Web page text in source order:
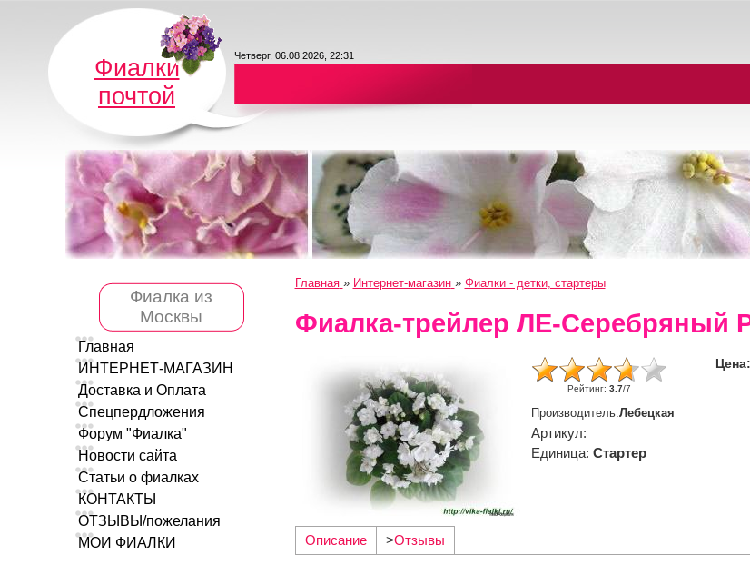
Фиалки
почтой
Четверг, 06.08.2026, 22:31
Фиалка из
Москвы
Главная
ИНТЕРНЕТ-МАГАЗИН
Доставка и Оплата
Спецпердложения
Форум "Фиалка"
Новости сайта
Статьи о фиалках
КОНТАКТЫ
ОТЗЫВЫ/пожелания
МОИ ФИАЛКИ
Главная » Интернет-магазин » Фиалки - детки, стартеры
Фиалка-трейлер ЛЕ-Серебряный
Рейтинг: 3.7/7
Цена:
Производитель:Лебецкая
Артикул:
Единица: Стартер
Описание >Отзывы